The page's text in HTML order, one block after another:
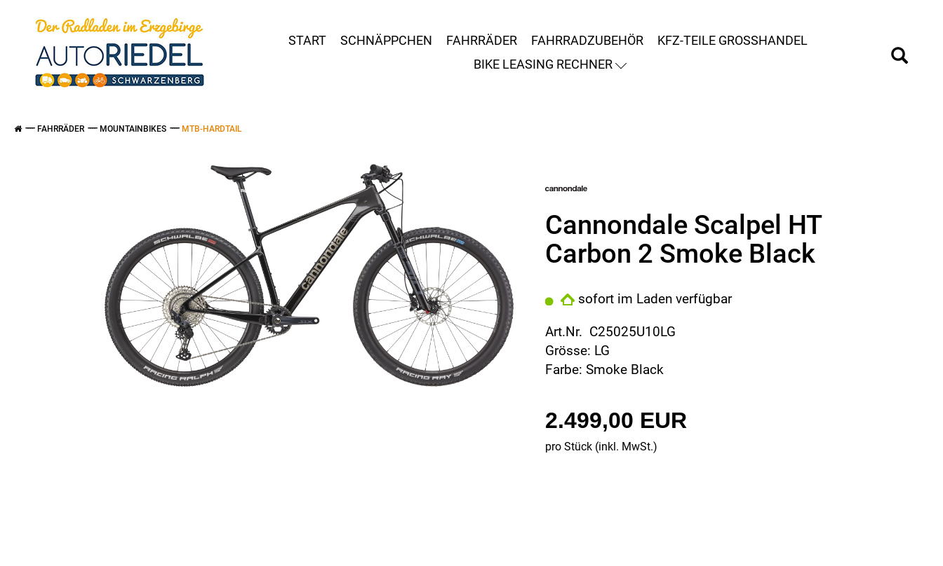
START SCHNÄPPCHEN FAHRRÄDER FAHRRADZUBEHÖR
KFZ-TEILE GROSSHANDEL
BIKE LEASING RECHNER
FAHRRÄDER MOUNTAINBIKES MTB-HARDTAIL
Cannondale Scalpel HT
Carbon 2 Smoke Black
sofort im Laden verfügbar
Art.Nr. C25025U10LG
Grösse: LG
Farbe: Smoke Black
2.499,00 EUR
pro Stück (inkl. MwSt.)